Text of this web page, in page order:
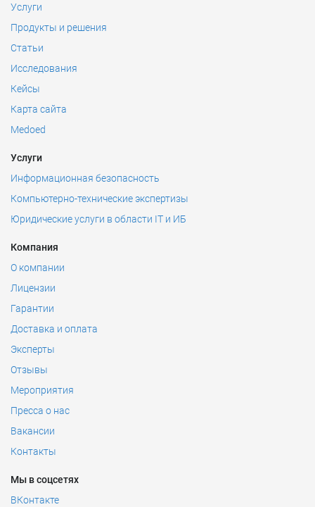
Услуги
Продукты и решения
Статьи
Исследования
Кейсы
Карта сайта
Medoed
Услуги
Информационная безопасность
Компьютерно-технические экспертизы
Юридические услуги в области IT и ИБ
Компания
О компании
Лицензии
Гарантии
Доставка и оплата
Эксперты
Отзывы
Мероприятия
Пресса о нас
Вакансии
Контакты
Мы в соцсетях
ВКонтакте